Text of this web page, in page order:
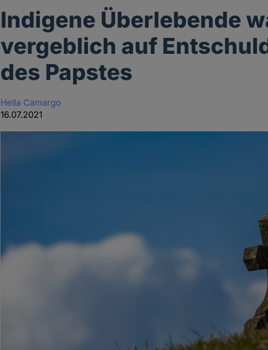
Indigene Überlebende
vergeblich auf
des Papstes
Hella Camargo
16.07.2021